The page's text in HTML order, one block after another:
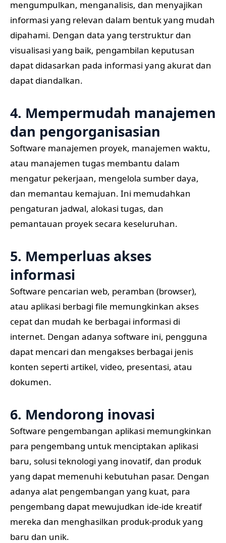
mengumpulkan, menganalisis, dan menyajikan
informasi yang relevan dalam bentuk yang mudah
dipahami. Dengan data yang terstruktur dan
visualisasi yang baik, pengambilan keputusan
dapat didasarkan pada informasi yang akurat dan
dapat diandalkan.
4. Mempermudah manajemen
dan pengorganisasian
Software manajemen proyek, manajemen waktu,
atau manajemen tugas membantu dalam
mengatur pekerjaan, mengelola sumber daya,
dan memantau kemajuan. Ini memudahkan
pengaturan jadwal, alokasi tugas, dan
pemantauan proyek secara keseluruhan.
5. Memperluas akses
informasi
Software pencarian web, peramban (browser),
atau aplikasi berbagi file memungkinkan akses
cepat dan mudah ke berbagai informasi di
internet. Dengan adanya software ini, pengguna
dapat mencari dan mengakses berbagai jenis
konten seperti artikel, video, presentasi, atau
dokumen.
6. Mendorong inovasi
Software pengembangan aplikasi memungkinkan
para pengembang untuk menciptakan aplikasi
baru, solusi teknologi yang inovatif, dan produk
yang dapat memenuhi kebutuhan pasar. Dengan
adanya alat pengembangan yang kuat, para
pengembang dapat mewujudkan ide-ide kreatif
mereka dan menghasilkan produk-produk yang
baru dan unik.